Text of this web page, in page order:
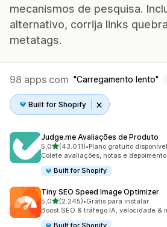
mecanismos de pesquisa.
alternativo, corrija links
metatags.
98 apps com Carregamento lento
Built for Shopify
Judge.me Avaliações de Produto
5,0de 5 estrelas
(43.011)
43011 avaliações ao todo
•Plano gratuito disponível
Colete avaliações, notas e
Built for Shopify
Tiny SEO Speed Image Optimizer
5,0de 5 estrelas
(2.245)
2245 avaliações ao todo
•Grátis para instalar
Boost SEO & tráfego IA, velocidade &